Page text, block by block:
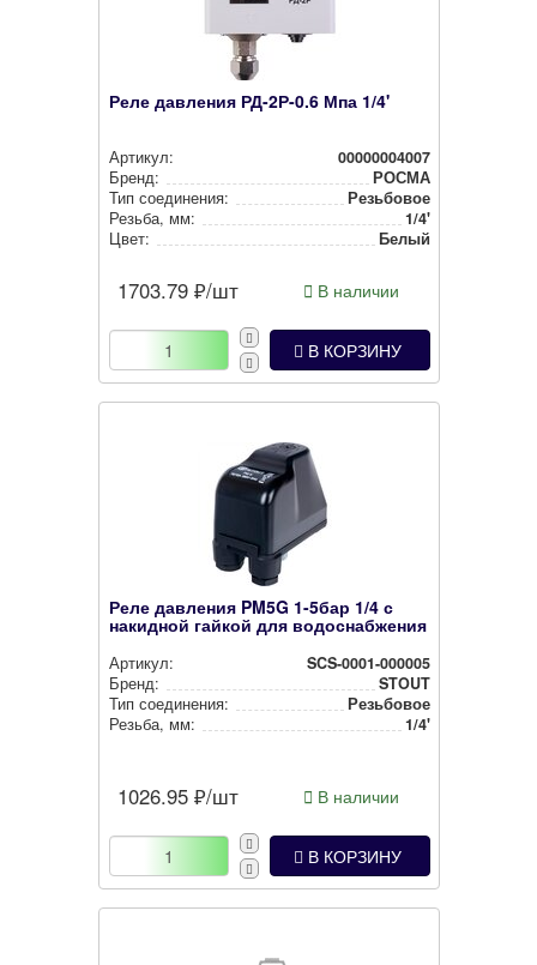
Реле давления РД-2Р-0.6 Мпа 1/4'
Артикул:
00000004007
Бренд:
РОСМА
Тип соединения:
Резьбовое
Резьба, мм:
1/4'
Цвет:
Белый
1703.79 ₽/шт В наличии
В КОРЗИНУ
Реле давления PM5G 1-5бар 1/4 с
накидной гайкой для водоснабжения
Артикул:
SCS-0001-000005
Бренд:
STOUT
Тип соединения:
Резьбовое
Резьба, мм:
1/4'
1026.95 ₽/шт В наличии
В КОРЗИНУ